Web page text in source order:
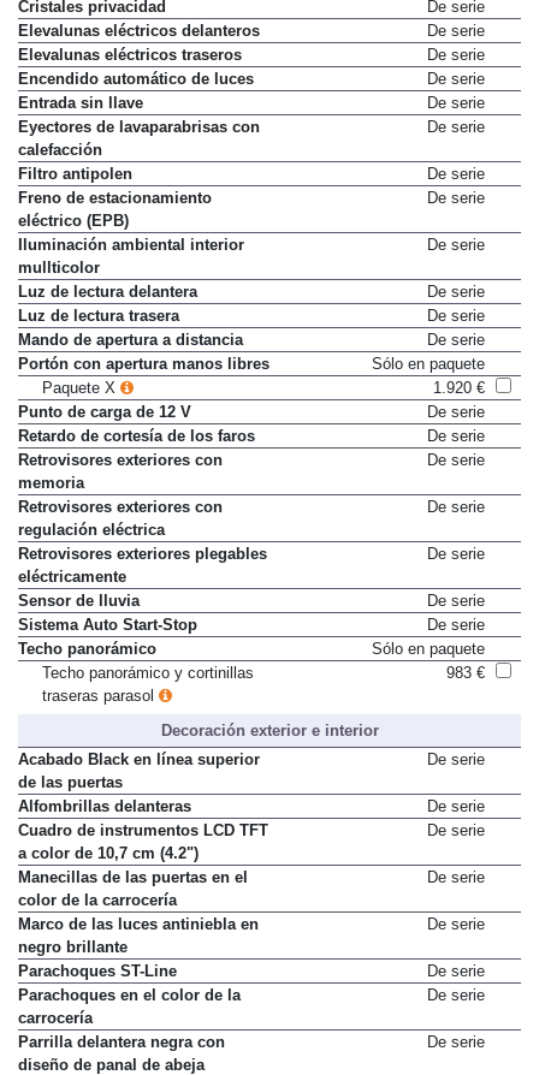
Cristales privacidad
De serie
Elevalunas eléctricos delanteros
De serie
Elevalunas eléctricos traseros
De serie
Encendido automático de luces
De serie
Entrada sin llave
De serie
Eyectores de lavaparabrisas con
calefacción
De serie
Filtro antipolen
De serie
Freno de estacionamiento
eléctrico (EPB)
De serie
Iluminación ambiental interior
mullticolor
De serie
Luz de lectura delantera
De serie
Luz de lectura trasera
De serie
Mando de apertura a distancia
De serie
Portón con apertura manos libres
Sólo en paquete
Paquete X
1.920 €
Punto de carga de 12 V
De serie
Retardo de cortesía de los faros
De serie
Retrovisores exteriores con
memoria
De serie
Retrovisores exteriores con
regulación eléctrica
De serie
Retrovisores exteriores plegables
eléctricamente
De serie
Sensor de lluvia
De serie
Sistema Auto Start-Stop
De serie
Techo panorámico
Sólo en paquete
Techo panorámico y cortinillas
traseras parasol
983 €
Decoración exterior e interior
Acabado Black en línea superior
de las puertas
De serie
Alfombrillas delanteras
De serie
Cuadro de instrumentos LCD TFT
a color de 10,7 cm (4.2")
De serie
Manecillas de las puertas en el
color de la carrocería
De serie
Marco de las luces antiniebla en
negro brillante
De serie
Parachoques ST-Line
De serie
Parachoques en el color de la
carrocería
De serie
Parrilla delantera negra con
diseño de panal de abeja
De serie